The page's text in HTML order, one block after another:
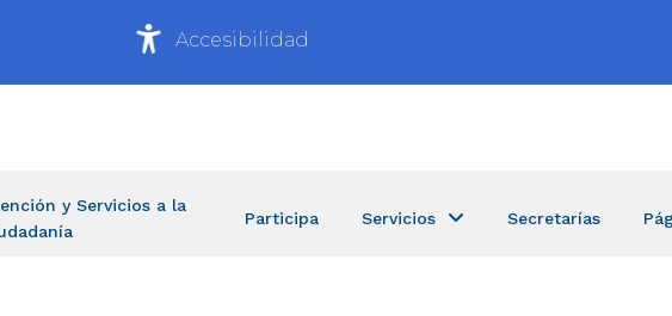
Accesibilidad
y Servicios a la
Participa Servicios Secretarías